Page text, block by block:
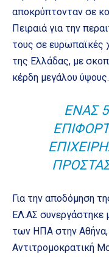
αποκρύπτονταν σε
Πειραιά για την
τους σε ευρωπαϊκές
της Ελλάδας, με
κέρδη μεγάλου ύψους.
ΈΝΑΣ
Για την αποδόμηση
ΕΛ.ΑΣ συνεργάστηκε
των ΗΠΑ στην Αθήνα,
Αντιτρομοκρατική